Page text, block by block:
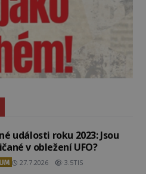
události roku 2023: Jsou
v obležení UFO?
27.7.2026 3.5TIS